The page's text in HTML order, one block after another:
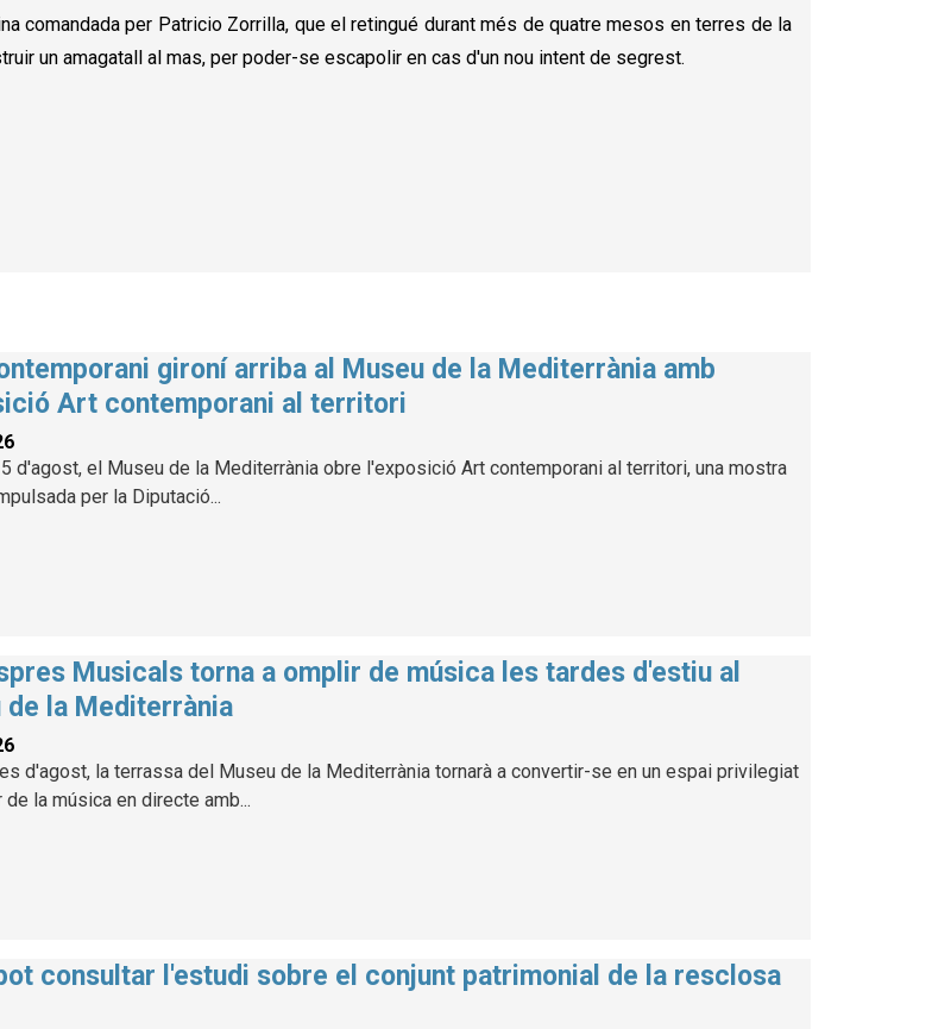
comandada per Patricio Zorrilla, que el retingué durant més de quatre mesos en terres de la
un amagatall al mas, per poder-se escapolir en cas d'un nou intent de segrest.
gironí arriba al Museu de la Mediterrània amb
Art contemporani al territori
5 d'agost, el Museu de la Mediterrània obre l'exposició Art contemporani al territori, una mostra
per la Diputació...
Musicals torna a omplir de música les tardes d'estiu al
de la Mediterrània
d'agost, la terrassa del Museu de la Mediterrània tornarà a convertir-se en un espai privilegiat
de la música en directe amb...
consultar l'estudi sobre el conjunt patrimonial de la resclosa